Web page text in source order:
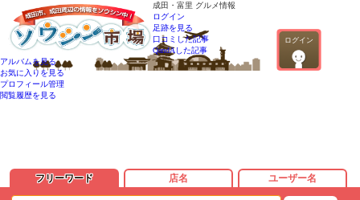
成田・富里 グルメ情報
ログイン
ログイン
足跡を見る
口コミした記事
QandAした記事
アルバムを見る
お気に入りを見る
プロフィール管理
閲覧履歴を見る
フリーワード 店名 ユーザー名